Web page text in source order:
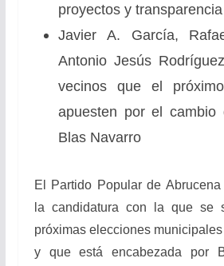
proyectos y
Javier A. García,
Antonio Jesús
vecinos que el
apuesten por el
Blas Navarro
El Partido Popular de
la candidatura con la que se
próximas elecciones
y que está encabezada por